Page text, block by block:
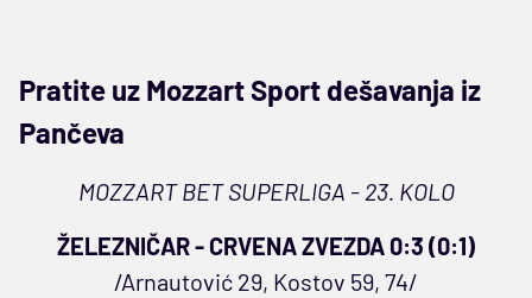
Pratite uz Mozzart Sport dešavanja iz
Pančeva
MOZZART BET SUPERLIGA - 23. KOLO
ŽELEZNIČAR - CRVENA ZVEZDA 0:3 (0:1)
/Arnautović 29, Kostov 59, 74/